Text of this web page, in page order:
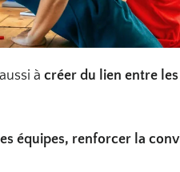
à créer du lien entre
équipes, renforcer la